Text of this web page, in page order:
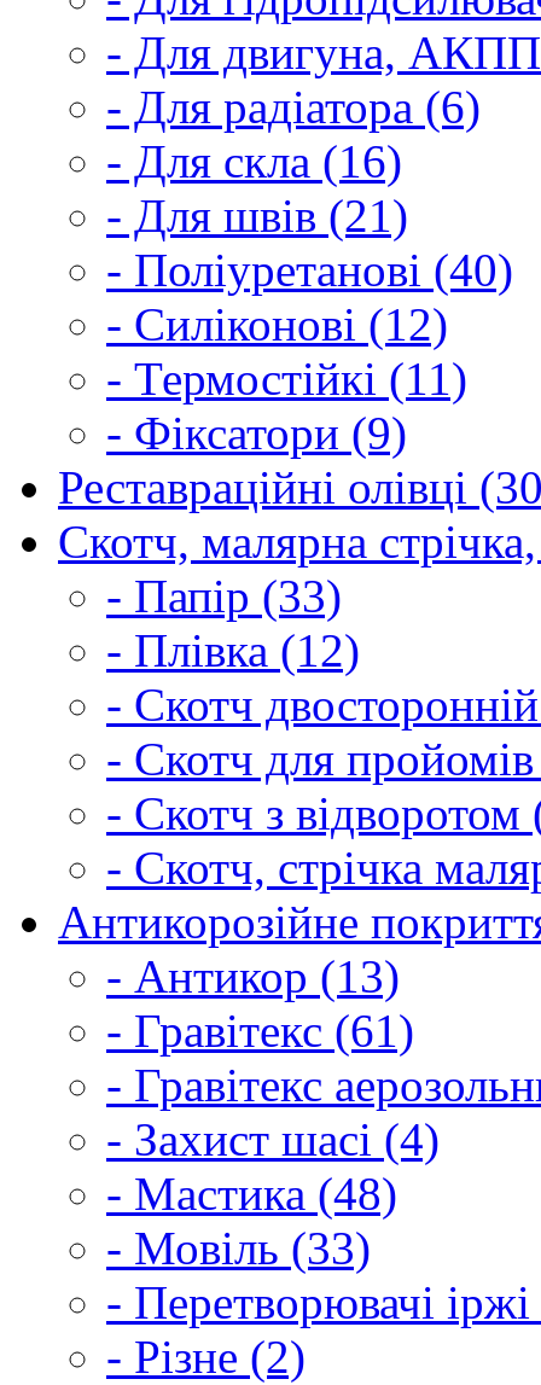
- Для двигуна,
- Для радіатора (6)
- Для скла (16)
- Для швів (21)
- Поліуретанові (40)
- Силіконові (12)
- Термостійкі (11)
- Фіксатори (9)
Реставраційні олівці
Скотч, малярна
- Папір (33)
- Плівка (12)
- Скотч
- Скотч для
- Скотч з відворотом
- Скотч, стрічка
Антикорозійне
- Антикор (13)
- Гравітекс (61)
- Гравітекс
- Захист шасі (4)
- Мастика (48)
- Мовіль (33)
- Перетворювачі
- Різне (2)